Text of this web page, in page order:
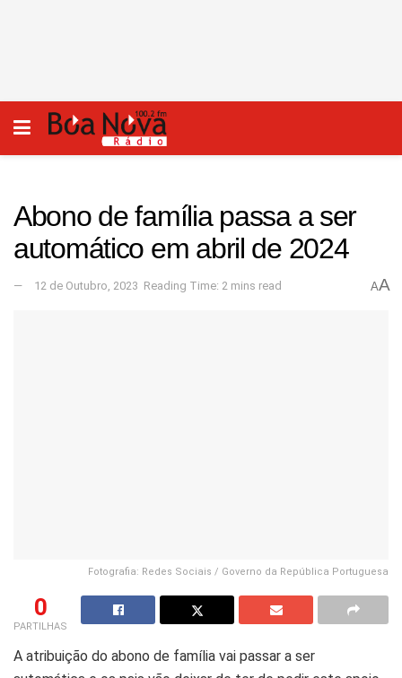
Abono de família passa a ser
automático em abril de 2024
12 de Outubro, 2023 Reading Time: 2 mins read AA
Fotografia: Redes Sociais / Governo da República Portuguesa
0
PARTILHAS
A atribuição do abono de família vai passar a ser